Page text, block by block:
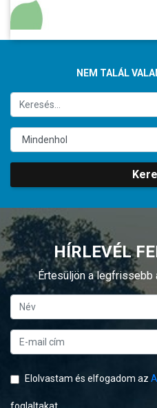
NEM TALÁL
HÍRLEVÉL
Értesüljön a legfrissebb
Elolvastam és elfogadom az